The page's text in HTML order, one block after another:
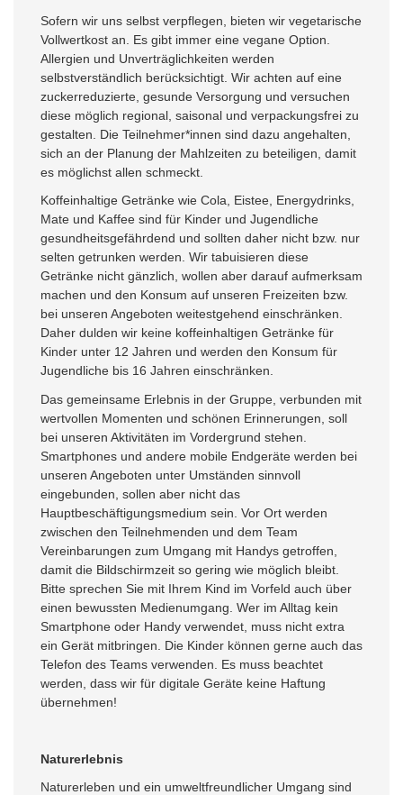
Sofern wir uns selbst verpflegen, bieten wir vegetarische
Vollwertkost an. Es gibt immer eine vegane Option.
Allergien und Unverträglichkeiten werden
selbstverständlich berücksichtigt. Wir achten auf eine
zuckerreduzierte, gesunde Versorgung und versuchen
diese möglich regional, saisonal und verpackungsfrei zu
gestalten. Die Teilnehmer*innen sind dazu angehalten,
sich an der Planung der Mahlzeiten zu beteiligen, damit
es möglichst allen schmeckt.
Koffeinhaltige Getränke wie Cola, Eistee, Energydrinks,
Mate und Kaffee sind für Kinder und Jugendliche
gesundheitsgefährdend und sollten daher nicht bzw. nur
selten getrunken werden. Wir tabuisieren diese
Getränke nicht gänzlich, wollen aber darauf aufmerksam
machen und den Konsum auf unseren Freizeiten bzw.
bei unseren Angeboten weitestgehend einschränken.
Daher dulden wir keine koffeinhaltigen Getränke für
Kinder unter 12 Jahren und werden den Konsum für
Jugendliche bis 16 Jahren einschränken.
Das gemeinsame Erlebnis in der Gruppe, verbunden mit
wertvollen Momenten und schönen Erinnerungen, soll
bei unseren Aktivitäten im Vordergrund stehen.
Smartphones und andere mobile Endgeräte werden bei
unseren Angeboten unter Umständen sinnvoll
eingebunden, sollen aber nicht das
Hauptbeschäftigungsmedium sein. Vor Ort werden
zwischen den Teilnehmenden und dem Team
Vereinbarungen zum Umgang mit Handys getroffen,
damit die Bildschirmzeit so gering wie möglich bleibt.
Bitte sprechen Sie mit Ihrem Kind im Vorfeld auch über
einen bewussten Medienumgang. Wer im Alltag kein
Smartphone oder Handy verwendet, muss nicht extra
ein Gerät mitbringen. Die Kinder können gerne auch das
Telefon des Teams verwenden. Es muss beachtet
werden, dass wir für digitale Geräte keine Haftung
übernehmen!
Naturerlebnis
Naturerleben und ein umweltfreundlicher Umgang sind